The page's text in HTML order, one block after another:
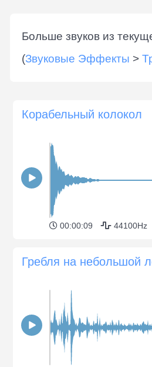
Больше звуков из
(Звуковые Эффекты >
Корабельный колокол
00:00:09 44100Hz